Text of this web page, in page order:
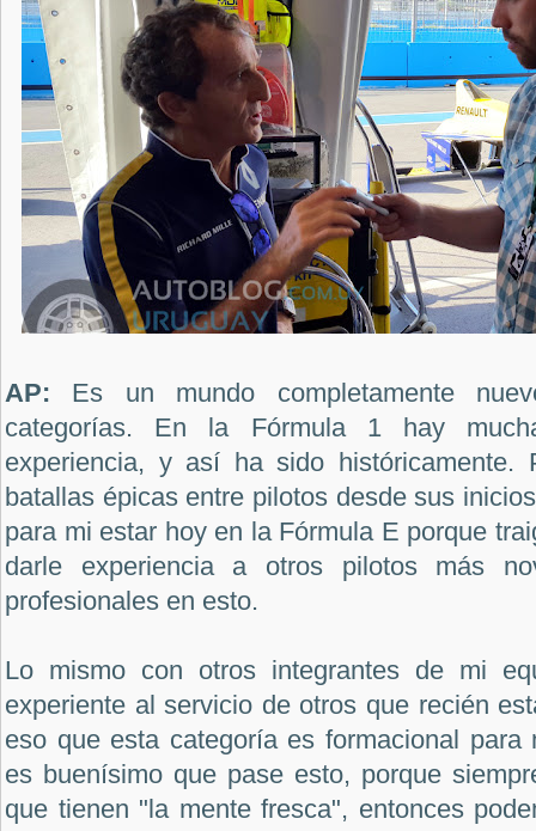
AP: Es un mundo completamente
categorías. En la Fórmula 1 hay
experiencia, y así ha sido
batallas épicas entre pilotos desde sus
para mi estar hoy en la Fórmula E porque
darle experiencia a otros pilotos más
profesionales en esto.
Lo mismo con otros integrantes de mi
experiente al servicio de otros que recién
eso que esta categoría es formacional para
es buenísimo que pase esto, porque
que tienen "la mente fresca", entonces